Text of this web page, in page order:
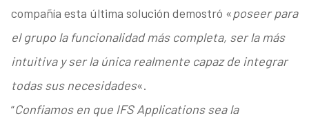
compañía esta última solución demostró «poseer para
el grupo la funcionalidad más completa, ser la más
intuitiva y ser la única realmente capaz de integrar
todas sus necesidades«.
“Confiamos en que IFS Applications sea la